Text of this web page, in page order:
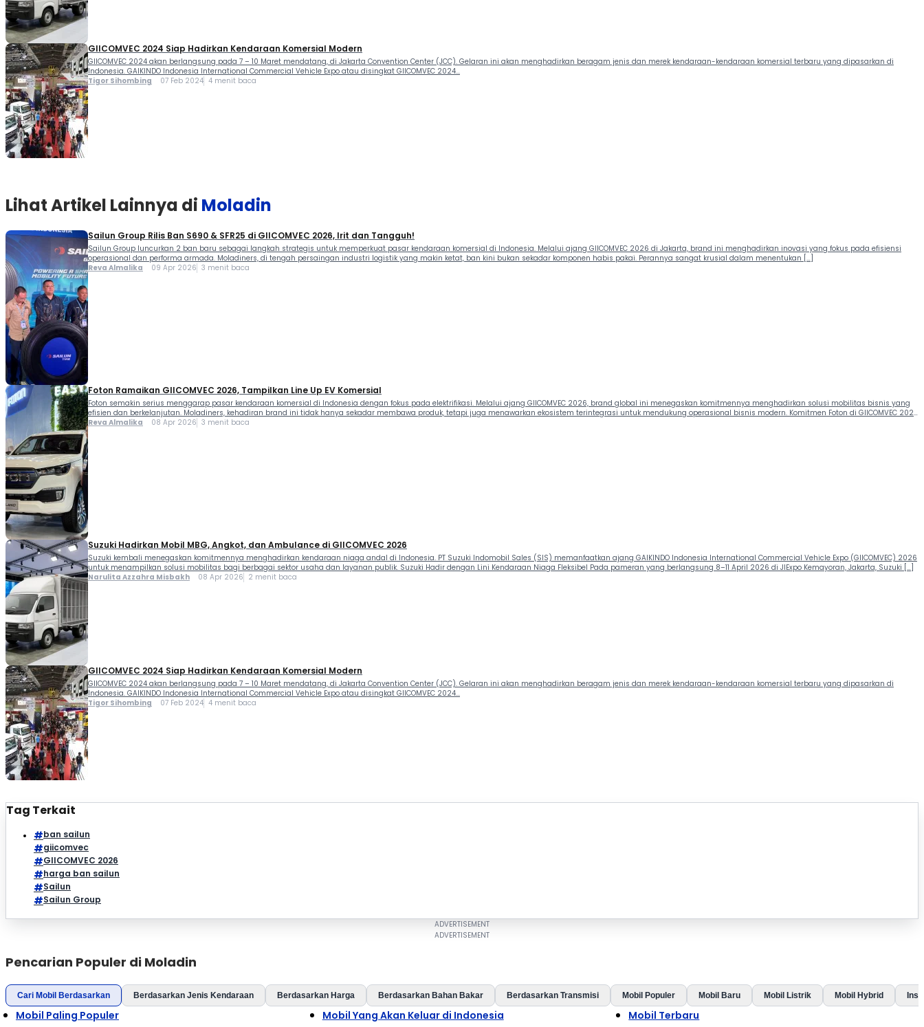
GIICOMVEC 2024 Siap Hadirkan Kendaraan Komersial Modern
GIICOMVEC 2024 akan berlangsung pada 7 – 10 Maret mendatang, di Jakarta Convention Center (JCC). Gelaran ini akan menghadirkan beragam jenis dan merek kendaraan-kendaraan komersial terbaru yang dipasarkan di
Indonesia. GAIKINDO Indonesia International Commercial Vehicle Expo atau disingkat GIICOMVEC 2024...
Tigor Sihombing 07 Feb 2024 4 menit baca
Lihat Artikel Lainnya di Moladin
Sailun Group Rilis Ban S690 & SFR25 di GIICOMVEC 2026, Irit dan Tangguh!
Sailun Group luncurkan 2 ban baru sebagai langkah strategis untuk memperkuat pasar kendaraan komersial di Indonesia. Melalui ajang GIICOMVEC 2026 di Jakarta, brand ini menghadirkan inovasi yang fokus pada efisiensi
operasional dan performa armada. Moladiners, di tengah persaingan industri logistik yang makin ketat, ban kini bukan sekadar komponen habis pakai. Perannya sangat krusial dalam menentukan […]
Reva Almalika 09 Apr 2026 3 menit baca
Foton Ramaikan GIICOMVEC 2026, Tampilkan Line Up EV Komersial
Foton semakin serius menggarap pasar kendaraan komersial di Indonesia dengan fokus pada elektrifikasi. Melalui ajang GIICOMVEC 2026, brand global ini menegaskan komitmennya menghadirkan solusi mobilitas bisnis yang
efisien dan berkelanjutan. Moladiners, kehadiran brand ini tidak hanya sekadar membawa produk, tetapi juga menawarkan ekosistem terintegrasi untuk mendukung operasional bisnis modern. Komitmen Foton di GIICOMVEC 2026
Partisipasi […]
Reva Almalika 08 Apr 2026 3 menit baca
Suzuki Hadirkan Mobil MBG, Angkot, dan Ambulance di GIICOMVEC 2026
Suzuki kembali menegaskan komitmennya menghadirkan kendaraan niaga andal di Indonesia. PT Suzuki Indomobil Sales (SIS) memanfaatkan ajang GAIKINDO Indonesia International Commercial Vehicle Expo (GIICOMVEC) 2026
untuk menampilkan solusi mobilitas bagi berbagai sektor usaha dan layanan publik. Suzuki Hadir dengan Lini Kendaraan Niaga Fleksibel Pada pameran yang berlangsung 8–11 April 2026 di JIExpo Kemayoran, Jakarta, Suzuki […]
Narulita Azzahra Misbakh 08 Apr 2026 2 menit baca
GIICOMVEC 2024 Siap Hadirkan Kendaraan Komersial Modern
GIICOMVEC 2024 akan berlangsung pada 7 – 10 Maret mendatang, di Jakarta Convention Center (JCC). Gelaran ini akan menghadirkan beragam jenis dan merek kendaraan-kendaraan komersial terbaru yang dipasarkan di
Indonesia. GAIKINDO Indonesia International Commercial Vehicle Expo atau disingkat GIICOMVEC 2024...
Tigor Sihombing 07 Feb 2024 4 menit baca
Tag Terkait
ban sailun
giicomvec
GIICOMVEC 2026
harga ban sailun
Sailun
Sailun Group
Pencarian Populer di Moladin
Cari Mobil Berdasarkan Berdasarkan Jenis Kendaraan Berdasarkan Harga Berdasarkan Bahan Bakar Berdasarkan Transmisi Mobil Populer Mobil Baru Mobil Listrik Mobil Hybrid
Mobil Paling Populer Mobil Yang Akan Keluar di Indonesia Mobil Terbaru